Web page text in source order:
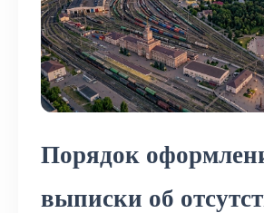
Порядок
выписки об